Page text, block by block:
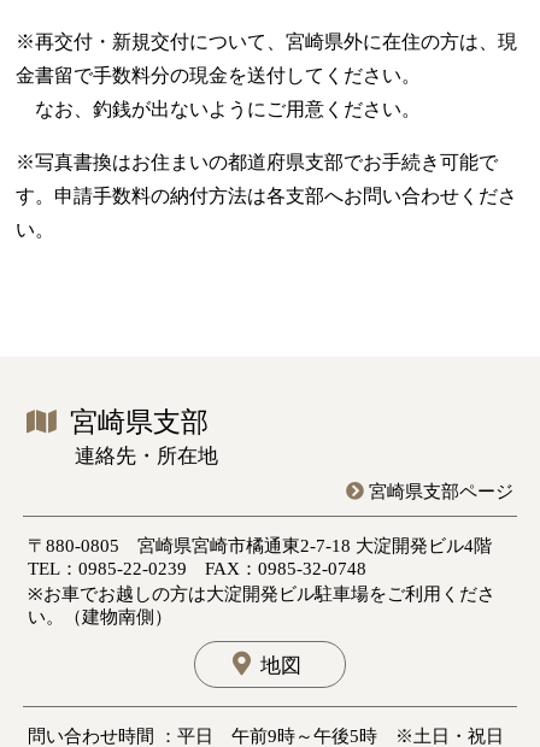
※再交付・新規交付について、宮崎県外に在住の方は、現
金書留で手数料分の現金を送付してください。
なお、釣銭が出ないようにご用意ください。
※写真書換はお住まいの都道府県支部でお手続き可能で
す。申請手数料の納付方法は各支部へお問い合わせくださ
い。
宮崎県支部
連絡先・所在地
宮崎県支部ページ
〒880-0805 宮崎県宮崎市橘通東2-7-18 大淀開発ビル4階
TEL：0985-22-0239 FAX：0985-32-0748
※お車でお越しの方は大淀開発ビル駐車場をご利用くださ
い。（建物南側）
地図
問い合わせ時間 ：平日 午前9時～午後5時 ※土日・祝日